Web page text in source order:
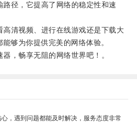
径，它提高了网络的稳定性和速
清视频、进行在线游戏还是下载大
够为你提供完美的网络体验。
畅享无阻的网络世界吧！。
，遇到问题都能及时解决，服务态度非常